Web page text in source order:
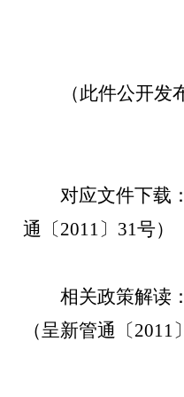
（此件公开发
对应文件下载 ：
通〔2011〕31号）
相关政策解读：
（呈新管通〔